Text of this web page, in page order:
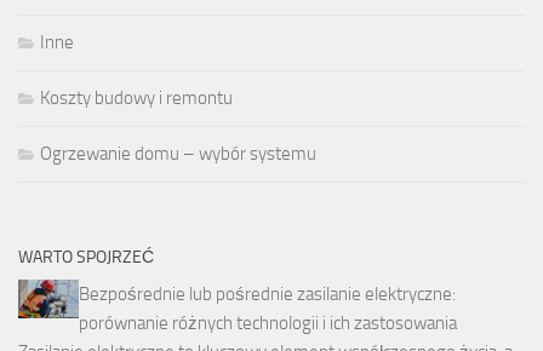
Inne
Koszty budowy i remontu
Ogrzewanie domu – wybór systemu
WARTO SPOJRZEĆ
Bezpośrednie lub pośrednie zasilanie elektryczne:
porównanie różnych technologii i ich zastosowania